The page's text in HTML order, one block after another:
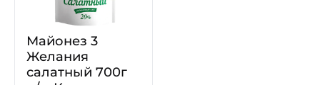
Майонез 3
Желания
салатный 700г